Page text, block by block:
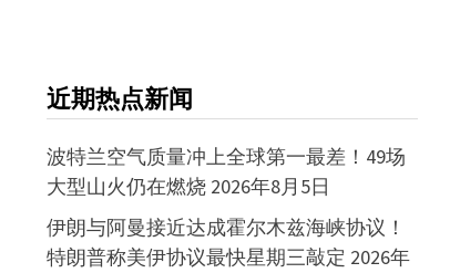
近期热点新闻
波特兰空气质量冲上全球第一最差！49场
大型山火仍在燃烧 2026年8月5日
伊朗与阿曼接近达成霍尔木兹海峡协议！
特朗普称美伊协议最快星期三敲定 2026年